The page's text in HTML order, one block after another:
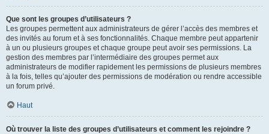
Que sont les groupes d’utilisateurs ?
Les groupes permettent aux administrateurs de gérer l’accès des membres et
des invités au forum et à ses fonctionnalités. Chaque membre peut appartenir
à un ou plusieurs groupes et chaque groupe peut avoir ses permissions. La
gestion des membres par l’intermédiaire des groupes permet aux
administrateurs de modifier rapidement les permissions de plusieurs membres
à la fois, telles qu’ajouter des permissions de modération ou rendre accessible
un forum privé.
Haut
Où trouver la liste des groupes d’utilisateurs et comment les rejoindre ?